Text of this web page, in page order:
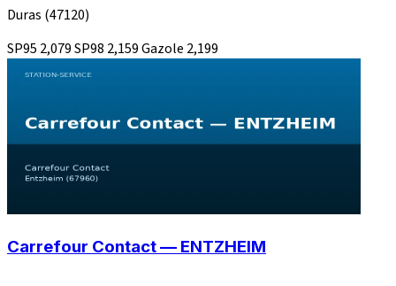
Duras (47120)
SP95 2,079SP98 2,159Gazole 2,199
Carrefour Contact — ENTZHEIM